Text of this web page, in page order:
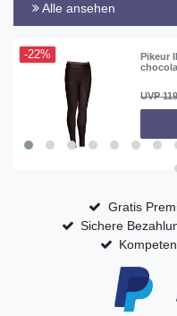
Alle ansehen
-22%
Pikeur
UVP
Gratis
Sichere